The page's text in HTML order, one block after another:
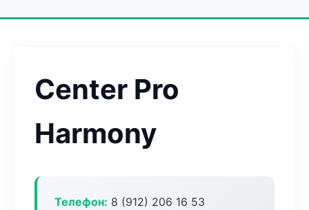
Center Pro
Harmony
Телефон: 8 (912) 206 16 53